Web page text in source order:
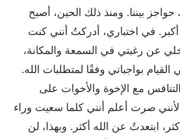
حواجز بيننا. ومنذ ذلك الحين، أصبح
في اختباري، أدركتُ أنني كنت
عن رغبتي في السمعة والمكانة،
بواجباتي وفقًا لمتطلبات الله.
مع الإخوة والأخوات على
لأنني صرت أعلم أنني كلما سعيت وراء
ابتعدتُ عن الله أكثر. وبهذا، لن